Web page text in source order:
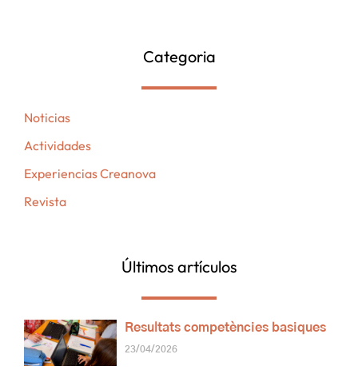
Categoria
Noticias
Actividades
Experiencias Creanova
Revista
Últimos artículos
Resultats competències basiques
23/04/2026